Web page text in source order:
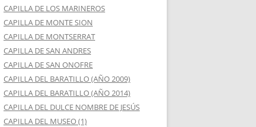
CAPILLA DE LOS MARINEROS
CAPILLA DE MONTE SION
CAPILLA DE MONTSERRAT
CAPILLA DE SAN ANDRES
CAPILLA DE SAN ONOFRE
CAPILLA DEL BARATILLO (AÑO 2009)
CAPILLA DEL BARATILLO (AÑO 2014)
CAPILLA DEL DULCE NOMBRE DE JESÚS
CAPILLA DEL MUSEO (1)